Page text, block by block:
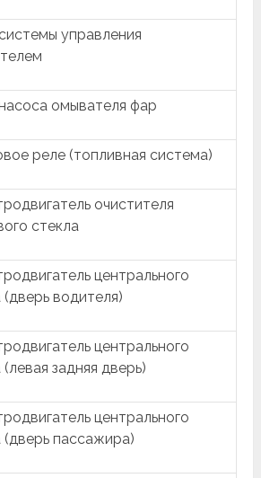
управления
омывателя фар
реле (топливная система)
очистителя
стекла
центрального
(дверь водителя)
центрального
(левая задняя дверь)
центрального
(дверь пассажира)